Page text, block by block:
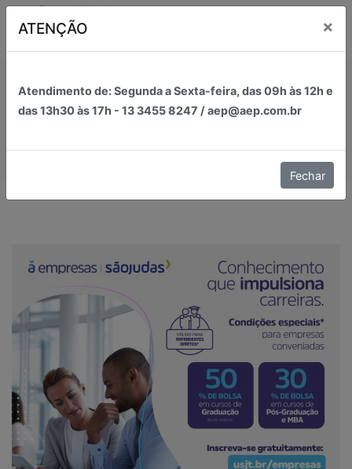
Pular
para
convênios
ATENÇÃO ×
Atendimento de:Segunda a Sexta-feira, das09h às 12h e
das 13h30 às 17h - 13 3455 8247 / aep@aep.com.br
Fechar